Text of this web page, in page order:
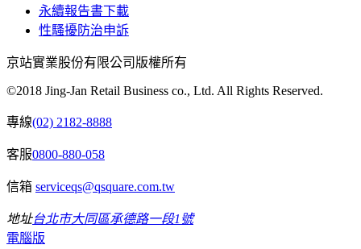
永續報告書下載
性騷擾防治申訴
京站實業股份有限公司版權所有
©2018 Jing-Jan Retail Business co., Ltd. All Rights Reserved.
專線(02) 2182-8888
客服0800-880-058
信箱 serviceqs@qsquare.com.tw
地址台北市大同區承德路一段1號
電腦版